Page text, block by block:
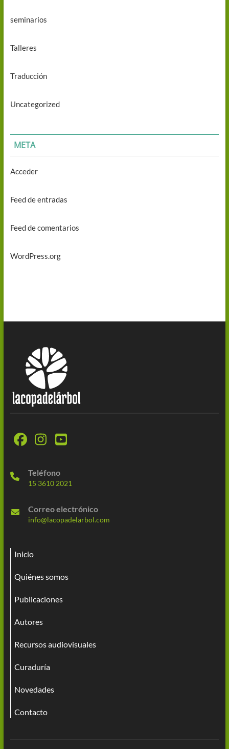
seminarios
Talleres
Traducción
Uncategorized
META
Acceder
Feed de entradas
Feed de comentarios
WordPress.org
Teléfono
15 3610 2021
Correo electrónico
info@lacopadelarbol.com
Inicio
Quiénes somos
Publicaciones
Autores
Recursos audiovisuales
Curaduría
Novedades
Contacto